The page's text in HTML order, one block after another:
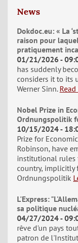
News
Dokdoc.eu: « La
raison pour
pratiquement
01/21/2026 -
has suddenly
considers it to its
Werner Sinn.
Nobel Prize in
Ordnungspolitik
10/15/2024 -
Prize for
Robinson, have
institutional rules
country,
Ordnungspolitik
L'Express:
sa politique
04/27/2024 -
rêve d'un pays
patron de